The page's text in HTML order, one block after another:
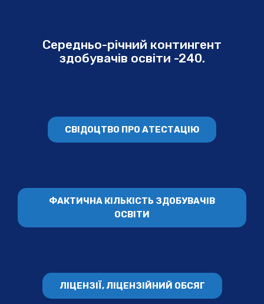
Середньо-річний контингент
здобувачів освіти -240.
СВІДОЦТВО ПРО АТЕСТАЦІЮ
ФАКТИЧНА КІЛЬКІСТЬ ЗДОБУВАЧІВ
ОСВІТИ
ЛІЦЕНЗІЇ, ЛІЦЕНЗІЙНИЙ ОБСЯГ